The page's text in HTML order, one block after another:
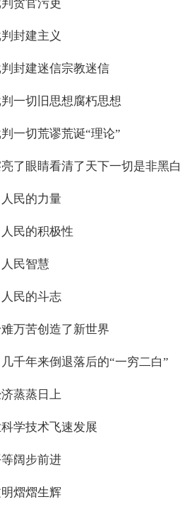
贪官污吏
封建主义
建迷信宗教迷信
切旧思想腐朽思想
切荒谬荒诞“理论”
眼睛看清了天下一切是非黑白
民的力量
民的积极性
民智慧
民的斗志
苦创造了新世界
年来倒退落后的“一穷二白”
蒸蒸日上
技术飞速发展
阔步前进
熠熠生辉